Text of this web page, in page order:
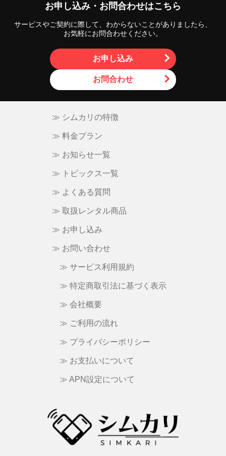
お申し込み・お問合わせはこちら
サービスやご契約に際して、わからないことがありましたら、
お気軽にお問合わせください。
お申し込み
お問合わせ
≫ シムカリの特徴
≫ 料金プラン
≫ お知らせ一覧
≫ トピックス一覧
≫ よくある質問
≫ 取扱レンタル商品
≫ お申し込み
≫ お問い合わせ
≫ サービス利用規約
≫ 特定商取引法に基づく表示
≫ 会社概要
≫ ご利用の流れ
≫ プライバシーポリシー
≫ お支払いについて
≫ APN設定について